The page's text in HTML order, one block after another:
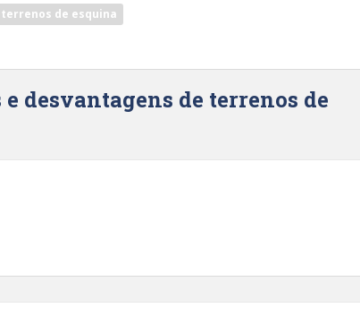
terrenos de esquina
desvantagens de terrenos de